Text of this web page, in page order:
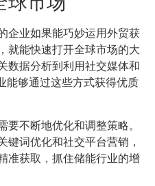
企业如果能巧妙运用外贸获
就能快速打开全球市场的大
数据分析到利用社交媒体和
能够通过这些方式获得优质
要不断地优化和调整策略。
键词优化和社交平台营销，
准获取，抓住储能行业的增